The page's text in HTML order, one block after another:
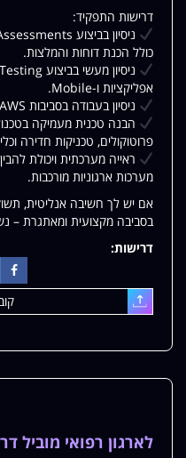
דרישות התפקיד:
כולל הכנת דוחות והמלצות.
אפליקציות ו-Mobile.
ניסיון בעבודה בסביבות On-Premises, Azure, AWS ו-Linux.
הבנה טכנית מעמיקה
פרוטוקולים, טכניקות חדירה וכלי Penetration Testing.
ראייה מערכתית ויכולת
מערכות ארגוניות מורכבות.
אם יש לך חשיבה אנליטית,
בסביבה מקצועית ומאתגרת –
דרישות:
לארגון רפואי מוביל